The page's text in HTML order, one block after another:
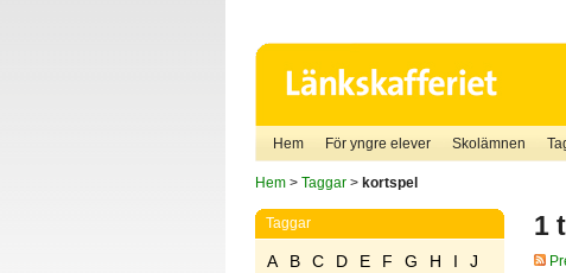
Hem För yngre elever Skolämnen
Hem> Taggar> kortspel
Taggar
A B C D E F G H I
J
1